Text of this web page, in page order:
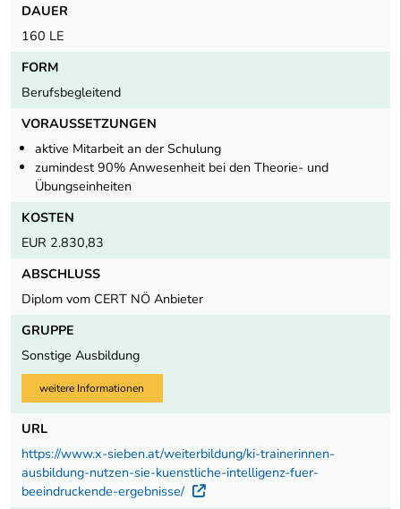
DAUER
160 LE
FORM
Berufsbegleitend
VORAUSSETZUNGEN
aktive Mitarbeit an der Schulung
zumindest 90% Anwesenheit bei den Theorie- und
Übungseinheiten
KOSTEN
EUR 2.830,83
ABSCHLUSS
Diplom vom CERT NÖ Anbieter
GRUPPE
Sonstige Ausbildung
weitere Informationen
URL
https://www.x-sieben.at/weiterbildung/ki-trainerinnen-
ausbildung-nutzen-sie-kuenstliche-intelligenz-fuer-
beeindruckende-ergebnisse/
Externer Link